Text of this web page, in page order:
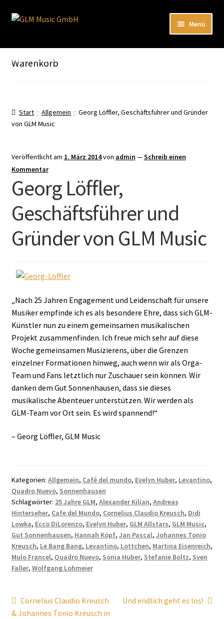
Hier sind unsere Neuigkeiten zu hören: Spotify
Zur
Zum
Menü
Unser Katalog
öffnen
EN
Warenkorb
Start Allgemein
Georg Löffler, Geschäftsführer und Gründer
von GLM Music
Veröffentlicht am 1. März 2014von admin —Schreib einen
Kommentar
Georg Löffler,
Geschäftsführer und
Gründer von GLM Music
„Nach 25 Jahren Engagement und Leidenschaft für unsere
Musiker empfinde ich es als besondere Ehre, dass sich GLM-
Künstler nun zu einem gemeinsamen musikalischen
Projekt zusammenfinden. Ich freue mich sehr auf diese
Woche gemeinsamen Musizierens, über die Grenzen
einzelner Formationen hinweg, auch wenn wir als Orga-
Team und Fans letztlich nur Zuschauer sein können. Wir
danken dem Gut Sonnenhausen, dass sie dieses
musikalische Abenteuer unterstützen. Wir werden als
GLM-Team vor Ort sein. Es wird spannend!“
– Georg Löffler, GLM Music
Kategorien: Allgemein, Café del mundo, Evelyn Huber, Levantino,
Quadro Nuevo, Sonnenhausen
Schlagwörter: 25 Jahre GLM, Alexander Kilian, Andreas
Hinterseher, Cafe del Mundo, Cornelius Claudio Kreusch, Didi
Lowka, Ecco DiLorenzo, Evelyn Huber, GLM Allstars, GLM Music,
Gut Sonnenhausen, Hannah Köpf, Jan Pascal, Johannes Tonio
Kreusch, Le Bang Bang, Levantino, Lottchen, Martina Eisenreich,
Mulo Francel, Quadro Nuevo, Sonja Huber, Stefanie Boltz, Sven
Faller, Wolfgang Lohmeier
Beitragsnavigation
Vorheriger
Beitrag:
Cornelius Claudio Kreusch
& Johannes Tonio Kreusch in
Nächster
Und endlich geht es los!